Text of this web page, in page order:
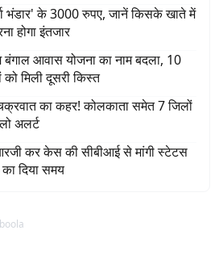
भंडार' के 3000 रुपए, जानें किसके खाते में
होगा इंतजार
आवास योजना का नाम बदला, 10
मिली दूसरी किस्त
का कहर! कोलकाता समेत 7 जिलों
अलर्ट
कर केस की सीबीआई से मांगी स्टेटस
दिया समय